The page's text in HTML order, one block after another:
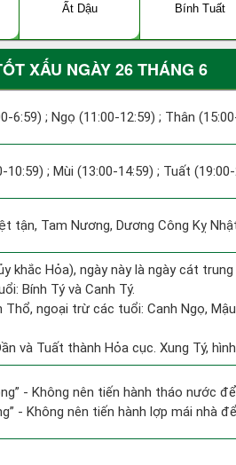
Ất Dậu
Bính Tuất
XẤU NGÀY 26 THÁNG 6
6:59) ; Ngọ (11:00-12:59) ; Thân
; Mùi (13:00-14:59) ; Tuất
tận, Tam Nương, Dương Công Kỵ
khắc Hỏa), ngày này là ngày cát
Bính Tý và Canh Tý.
ngoại trừ các tuổi: Canh Ngọ,
và Tuất thành Hỏa cục. Xung Tý,
- Không nên tiến hành tháo nước
- Không nên tiến hành lợp mái nhà